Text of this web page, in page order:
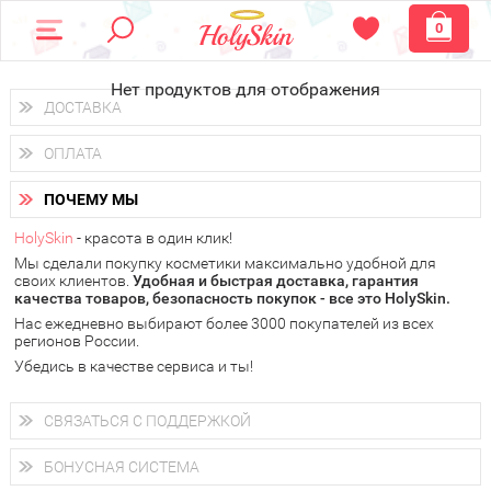
0
Нет продуктов для отображения
ДОСТАВКА
Доставка осуществляетсяпо всем городам России.
Вы можете выбрать доставку курьером, Почтой России или
получить заказ в пунктах выдачи PickPoint или пункте
самовывоза.
В 20 городах России доставка осуществляется ужена
следующий день.
у Вас всегда есть возможность получитьбесплатную
доставку от HolySkin.
подробнее об условиях доставки и оплаты в Вашем городе
ОПЛАТА
Вы можете оплатить свой заказ любым удобным способом:
наличными деньгами (
через интернет-банк (Альфа-банк, Сбербанк) и другими
электронными способами.
ПОЧЕМУ МЫ
HolySkin - красота в один клик!
Мы сделали покупку косметики максимально удобной для
своих клиентов. Удобная и быстрая доставка, гарантия
качества товаров, безопасность покупок - все это HolySkin.
Нас ежедневно выбирают более 3000 покупателей из всех
регионов России.
Убедись в качестве сервиса и ты!
СВЯЗАТЬСЯ С ПОДДЕРЖКОЙ
+7 (800) 707-24-55
Мы будем рады ответить на все Ваши вопросы по работе
магазина, проконсультировать по товарам, рассказать о
БОНУСНАЯ СИСТЕМА